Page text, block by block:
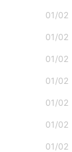
01/02
01/02
01/02
01/02
01/02
01/02
01/02